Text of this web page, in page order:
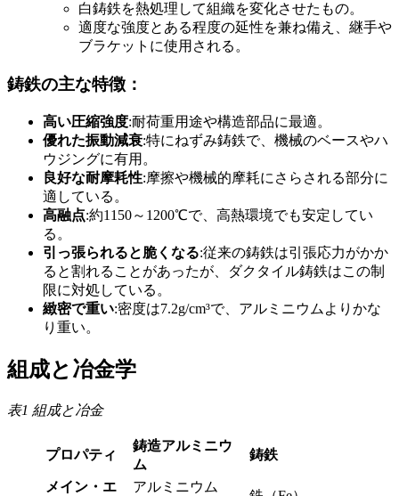
白鋳鉄を熱処理して組織を変化させたもの。
適度な強度とある程度の延性を兼ね備え、継手や
ブラケットに使用される。
鋳鉄の主な特徴：
高い圧縮強度:耐荷重用途や構造部品に最適。
優れた振動減衰:特にねずみ鋳鉄で、機械のベースやハ
ウジングに有用。
良好な耐摩耗性:摩擦や機械的摩耗にさらされる部分に
適している。
高融点:約1150～1200℃で、高熱環境でも安定してい
る。
引っ張られると脆くなる:従来の鋳鉄は引張応力がかか
ると割れることがあったが、ダクタイル鋳鉄はこの制
限に対処している。
緻密で重い:密度は7.2g/cm³で、アルミニウムよりかな
り重い。
組成と冶金学
表1 組成と冶金
プロパティ
鋳造アルミニウ
ム
鋳鉄
メイン・エ アルミニウム